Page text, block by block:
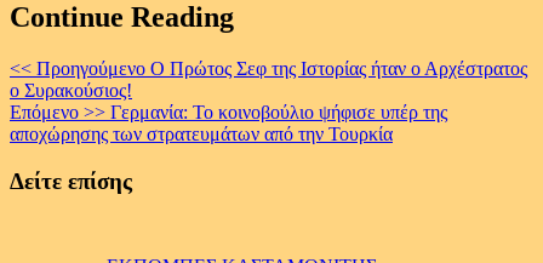
Continue Reading
<< Προηγούμενο Ο Πρώτος Σεφ της Ιστορίας ήταν ο Αρχέστρατος
ο Συρακούσιος!
Επόμενο >> Γερμανία: Το κοινοβούλιο ψήφισε υπέρ της
αποχώρησης των στρατευμάτων από την Τουρκία
Δείτε επίσης